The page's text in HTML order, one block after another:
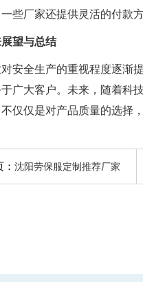
些厂家还提供灵活的付款
望与总结
安全生产的重视程度逐渐
广大客户。未来，随着科
仅仅是对产品质量的选择
： 沈阳劳保服定制推荐厂家